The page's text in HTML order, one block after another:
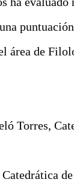
área de
Torres,